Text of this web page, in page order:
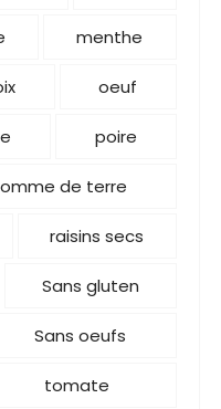
menthe
oeuf
poire
de terre
raisins secs
Sans gluten
Sans oeufs
tomate